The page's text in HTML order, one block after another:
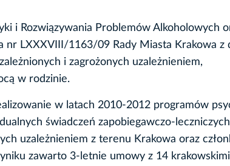
i Rozwiązywania Problemów Alkoholowych
nr LXXXVIII/1163/09 Rady Miasta Krakowa z
i zagrożonych uzależnieniem,
w rodzinie.
w latach 2010-2012 programów
świadczeń zapobiegawczo-
uzależnieniem z terenu Krakowa oraz
zawarto 3-letnie umowy z 14